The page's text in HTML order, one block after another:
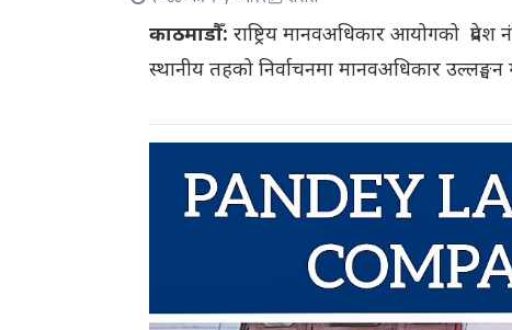
काठमाडौँ: राष्ट्रिय मानवअधिकार आयोगको
स्थानीय तहको निर्वाचनमा मानवअधिकार उल्लङ्घन